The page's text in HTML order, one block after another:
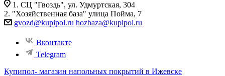
1. СЦ "Гвоздь", ул. Удмуртская, 304
2. "Хозяйственная база" улица Пойма, 7
gvozd@kupipol.ru hozbaza@kupipol.ru
Вконтакте
Telegram
Купипол- магазин напольных покрытий в Ижевске